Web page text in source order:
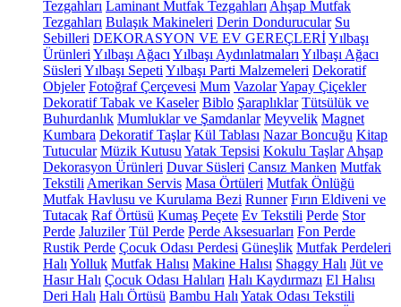
Tezgahları Laminant Mutfak Tezgahları Ahşap Mutfak
Tezgahları Bulaşık Makineleri Derin Dondurucular Su
Sebilleri DEKORASYON VE EV GEREÇLERİYılbaşı
Ürünleri Yılbaşı Ağacı Yılbaşı Aydınlatmaları Yılbaşı Ağacı
Süsleri Yılbaşı Sepeti Yılbaşı Parti Malzemeleri Dekoratif
Objeler Fotoğraf Çerçevesi Mum VazolarYapay Çiçekler
Dekoratif Tabak ve Kaseler Biblo Şaraplıklar Tütsülük ve
Buhurdanlık Mumluklar ve Şamdanlar Meyvelik Magnet
Kumbara Dekoratif Taşlar Kül Tablası Nazar Boncuğu Kitap
Tutucular Müzik Kutusu Yatak Tepsisi Kokulu Taşlar Ahşap
Dekorasyon Ürünleri Duvar Süsleri Cansız Manken Mutfak
Tekstili Amerikan Servis Masa Örtüleri Mutfak Önlüğü
Mutfak Havlusu ve Kurulama Bezi Runner Fırın Eldiveni ve
Tutacak Raf Örtüsü Kumaş Peçete Ev Tekstili Perde Stor
Perde Jaluziler Tül Perde Perde Aksesuarları Fon Perde
Rustik Perde Çocuk Odası Perdesi Güneşlik Mutfak Perdeleri
Halı Yolluk Mutfak Halısı Makine Halısı Shaggy Halı Jüt ve
Hasır Halı Çocuk Odası Halıları Halı Kaydırmazı El Halısı
Deri Halı Halı Örtüsü Bambu Halı Yatak Odası Tekstili